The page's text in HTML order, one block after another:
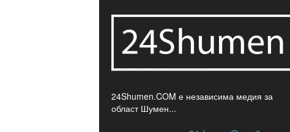
24Shumen.COM е независима медия за
област Шумен...